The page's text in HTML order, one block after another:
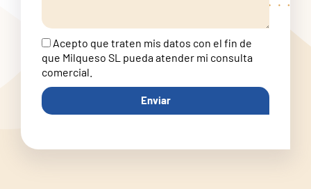
Acepto que traten mis datos con el fin de
que Milqueso SL pueda atender mi consulta
comercial.
Enviar